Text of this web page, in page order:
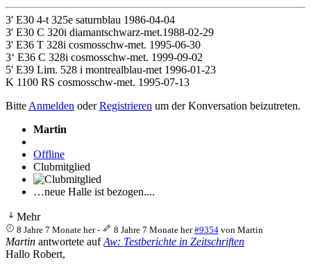
3' E30 4-t 325e saturnblau 1986-04-04
3' E30 C 320i diamantschwarz-met.1988-02-29
3' E36 T 328i cosmosschw-met. 1995-06-30
3‘ E36 C 328i cosmosschw-met. 1999-09-02
5' E39 Lim. 528 i montrealblau-met 1996-01-23
K 1100 RS cosmosschw-met. 1995-07-13
Bitte Anmelden oderRegistrieren um der Konversation beizutreten.
Martin
Offline
Clubmitglied
…neue Halle ist bezogen....
Mehr
8 Jahre 7 Monate her- 8 Jahre 7 Monate her #9354 von Martin
Martin antwortete aufAw: Testberichte in Zeitschriften
Hallo Robert,